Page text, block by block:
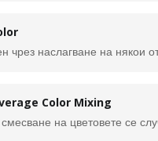
Color Mixing